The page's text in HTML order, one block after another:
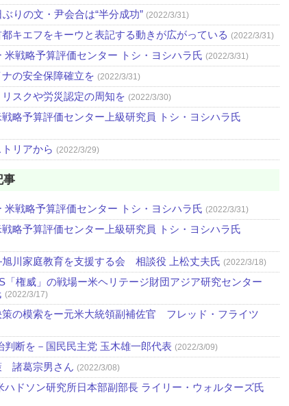
りの文・尹会合は“半分成功” (2022/3/31)
都キエフをキーウと表記する動きが広がっている (2022/3/31)
米戦略予算評価センター トシ・ヨシハラ氏 (2022/3/31)
の安全保障確立を (2022/3/31)
スクや労災認定の周知を (2022/3/30)
略予算評価センター上級研究員 トシ・ヨシハラ氏
リアから (2022/3/29)
事
米戦略予算評価センター トシ・ヨシハラ氏 (2022/3/31)
略予算評価センター上級研究員 トシ・ヨシハラ氏
川家庭教育を支援する会 相談役 上松丈夫氏 (2022/3/18)
権威」の戦場ー米ヘリテージ財団アジア研究センター
(2022/3/17)
の模索をー元米大統領副補佐官 フレッド・フライツ
判断を－国民民主党 玉木雄一郎代表 (2022/3/09)
諸葛宗男さん (2022/3/08)
ドソン研究所日本部副部長 ライリー・ウォルターズ氏